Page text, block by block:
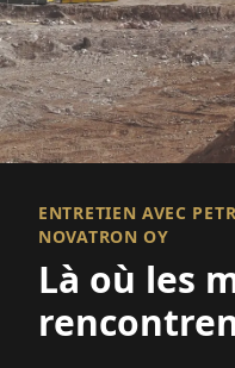
ENTRETIEN AVEC
NOVATRON OY
Là où les